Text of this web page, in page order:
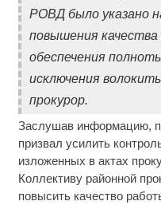
РОВД было указано
повышения качества
обеспечения
исключения
прокурор.
Заслушав информацию,
призвал усилить
изложенных в актах
Коллективу районной
повысить качество